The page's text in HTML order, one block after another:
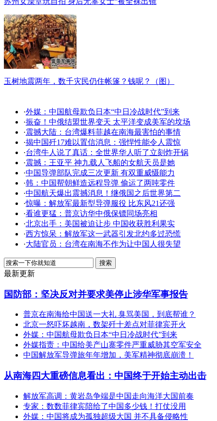
玉树地震两年，数千灾民仍住帐篷？钱呢？（图）
·外媒：中国航母欺负日本“中日冷战时代”到来
·振奋！中俄结盟世界变天 太平洋变成美军的坟场
·震撼大陆：台湾爆料菲越在南海最害怕的事情
·揭中国歼17难以置信消息：强悍性能令人震惊
·台湾牛人说了真话：全世界华人听了立刻炸开锅
·震撼：王亚平 神九载人飞船的女航天员是她
·中国导弹部队完成三次更新 有双重威慑能力
·韩：中国帮朝鲜造远程导弹 偷运了两吨零件
·中国航天爆出震撼消息！继俄国之后世界第二
·惊曝：解放军最新型导弹服役 比东风21还强
·看谁更猛：普京访华中俄保镖同场亮相
·北京出手：美国被迫让步 中国收获胜利果实
·西方惊呆：解放军这一武器引发北约多过恐慌
·大陆官员：台湾在南海不作为让中国人很失望
最新更新
国防部：坚决反对并要求美停止涉华军事报告
普京在南海给中国送一大礼 臭骂美国，到底帮谁？
北京一怒吓坏越南，数架歼十差点对菲律宾开火
外媒：中国航母欺负日本“中日冷战时代”到来
外媒指责：中国给美产山寨零件严重威胁其空军安全
中国解放军导弹旅年年增加，美军精神彻底崩溃！
从南海四大重磅信息看出：中国终于开始主动出击
解放军高调：黄岩岛争端是中国走向海洋大国前奏
专家：数数菲律宾陪给了中国多少钱！打仗没用
外媒：中国将成为孤独超级大国 并不具备侵略性